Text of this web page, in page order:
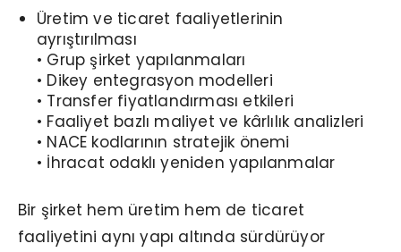
Üretim ve ticaret faaliyetlerinin
ayrıştırılması
• Grup şirket yapılanmaları
• Dikey entegrasyon modelleri
• Transfer fiyatlandırması etkileri
• Faaliyet bazlı maliyet ve kârlılık analizleri
• NACE kodlarının stratejik önemi
• İhracat odaklı yeniden yapılanmalar
Bir şirket hem üretim hem de ticaret
faaliyetini aynı yapı altında sürdürüyor